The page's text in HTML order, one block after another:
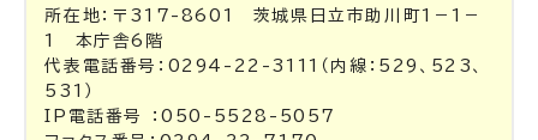
所在地：〒317-8601 茨城県日立市助川町1－1－
1 本庁舎6階
代表電話番号：0294-22-3111（内線：529、523、
531）
IP電話番号 ：050-5528-5057